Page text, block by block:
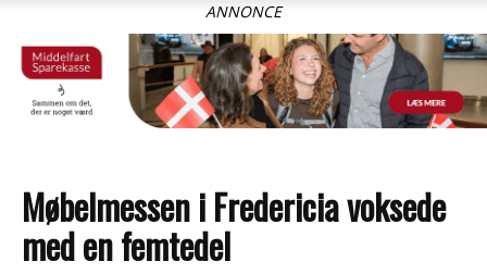
ANNONCE
Møbelmessen i Fredericia voksede
med en femtedel